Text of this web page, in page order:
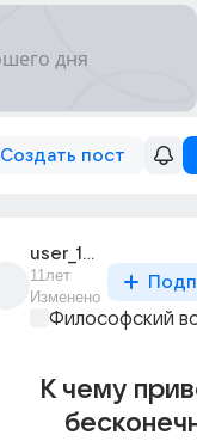
Создать пост
user_194029732
11лет
Изменено
Философский
К чему